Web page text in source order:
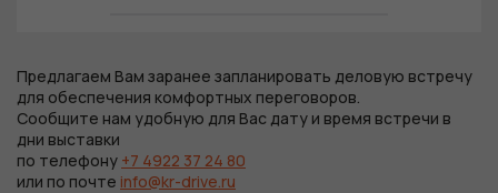
Предлагаем Вам заранее запланировать деловую встречу
для обеспечения комфортных переговоров.
Сообщите нам удобную для Вас дату и время встречи в
дни выставки
по телефону +7 4922 37 24 80
или по почте info@kr-drive.ru